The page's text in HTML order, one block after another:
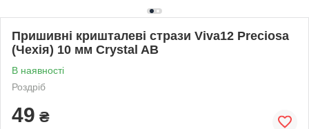
Пришивні кришталеві стрази Viva12 Preciosa
(Чехія) 10 мм Crystal AB
В наявності
Роздріб
49 ₴